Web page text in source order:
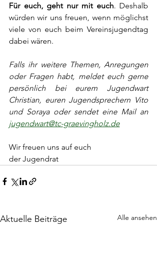
Für euch, geht nur mit euch. Deshalb
würden wir uns freuen, wenn möglichst
viele von euch beim Vereinsjugendtag
dabei wären.
Falls ihr weitere Themen, Anregungen
oder Fragen habt, meldet euch gerne
persönlich bei eurem Jugendwart
Christian, euren Jugendsprechern Vito
jugendwart@tc-graevingholz.de
Wir freuen uns auf euch
der Jugendrat
Aktuelle Beiträge Alle ansehen